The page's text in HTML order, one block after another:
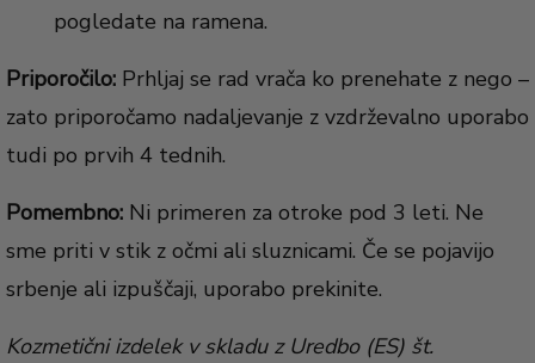
pogledate na ramena.
Priporočilo: Prhljaj se rad vrača ko prenehate z nego –
zato priporočamo nadaljevanje z vzdrževalno uporabo
tudi po prvih 4 tednih.
Pomembno: Ni primeren za otroke pod 3 leti. Ne
sme priti v stik z očmi ali sluznicami. Če se pojavijo
srbenje ali izpuščaji, uporabo prekinite.
Kozmetični izdelek v skladu z Uredbo (ES) št.